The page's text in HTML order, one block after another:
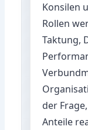
Konsilen
Rollen
Taktung,
der
Anteile